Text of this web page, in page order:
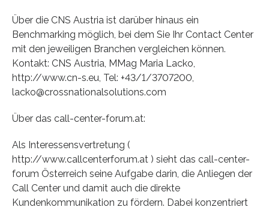
Über die CNS Austria ist darüber hinaus ein
Benchmarking möglich, bei dem Sie Ihr Contact Center
mit den jeweiligen Branchen vergleichen können.
Kontakt: CNS Austria, MMag Maria Lacko,
http://www.cn-s.eu, Tel: +43/1/3707200,
lacko@crossnationalsolutions.com
Über das call-center-forum.at:
Als Interessensvertretung (
http://www.callcenterforum.at ) sieht das call-center-
forum Österreich seine Aufgabe darin, die Anliegen der
Call Center und damit auch die direkte
Kundenkommunikation zu fördern. Dabei konzentriert